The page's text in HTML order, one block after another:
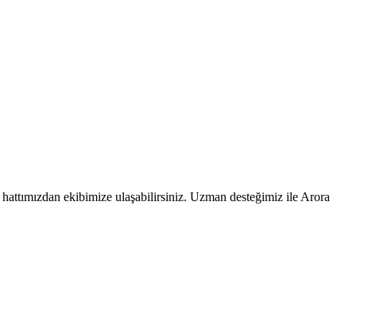
ekibimize ulaşabilirsiniz. Uzman desteğimiz ile Arora